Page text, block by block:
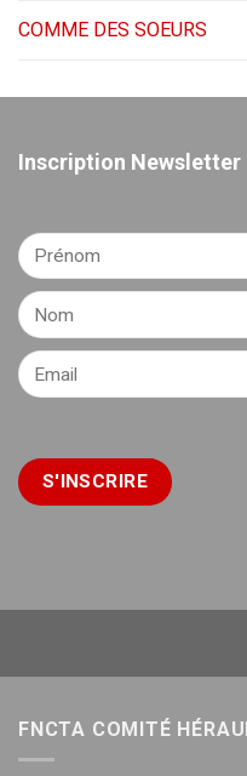
COMME DES SOEURS
Inscription Newsletter
FNCTA COMITÉ